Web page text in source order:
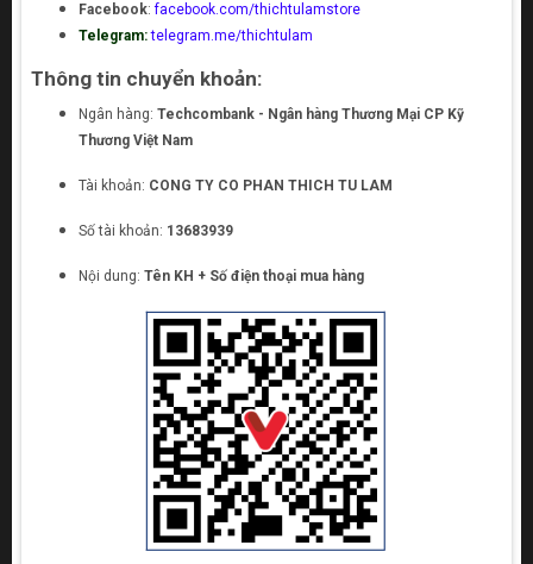
Facebook:facebook.com/thichtulamstore
Telegram: telegram.me/thichtulam
Thông tin chuyển khoản:
Ngân hàng: Techcombank - Ngân hàng Thương Mại CP Kỹ
Thương Việt Nam
Tài khoản: CONG TY CO PHAN THICH TU LAM
Số tài khoản: 13683939
Nội dung: Tên KH + Số điện thoại mua hàng